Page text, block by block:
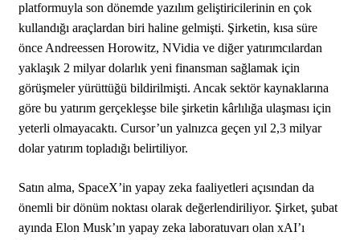
platformuyla son dönemde yazılım geliştiricilerinin en çok
kullandığı araçlardan biri haline gelmişti. Şirketin, kısa süre
önce Andreessen Horowitz, NVidia ve diğer yatırımcılardan
yaklaşık 2 milyar dolarlık yeni finansman sağlamak için
görüşmeler yürüttüğü bildirilmişti. Ancak sektör kaynaklarına
göre bu yatırım gerçekleşse bile şirketin kârlılığa ulaşması için
yeterli olmayacaktı. Cursor’un yalnızca geçen yıl 2,3 milyar
dolar yatırım topladığı belirtiliyor.
Satın alma, SpaceX’in yapay zeka faaliyetleri açısından da
önemli bir dönüm noktası olarak değerlendiriliyor. Şirket, şubat
ayında Elon Musk’ın yapay zeka laboratuvarı olan xAI’ı